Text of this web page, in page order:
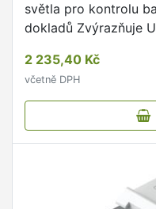
světla pro kontrolu
dokladů Zvýrazňuje
plochy bílého světla
2 235,40 Kč
včetně DPH